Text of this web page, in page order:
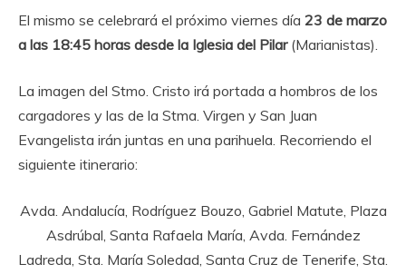
El mismo se celebrará el próximo viernes día 23 de marzo
a las 18:45 horas desde la Iglesia del Pilar (Marianistas).
La imagen del Stmo. Cristo irá portada a hombros de los
cargadores y las de la Stma. Virgen y San Juan
Evangelista irán juntas en una parihuela. Recorriendo el
siguiente itinerario:
Avda. Andalucía, Rodríguez Bouzo, Gabriel Matute, Plaza
Asdrúbal, Santa Rafaela María, Avda. Fernández
Ladreda, Sta. María Soledad, Santa Cruz de Tenerife, Sta.